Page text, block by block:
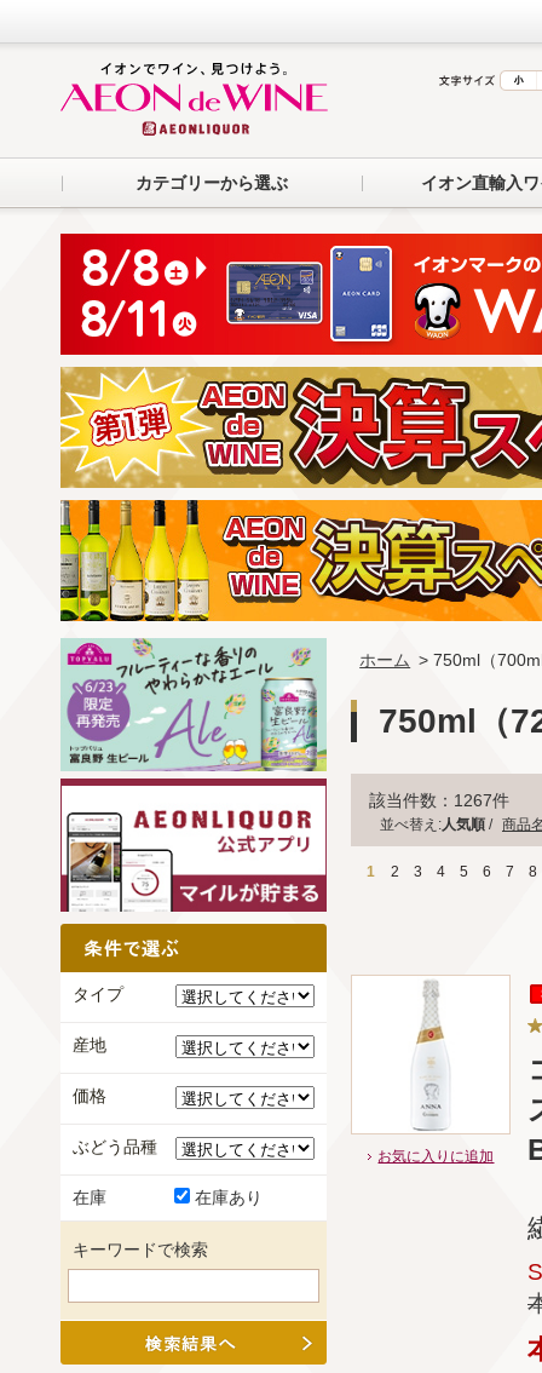
カテゴリーから選ぶ イオン直輸入
ホーム > 750ml（
750ml（
該当件数：1267件
並べ替え:人気順 / 商品
1 2 3 4 5 6 7 8
お気に入りに追加
タイプ
産地
価格
ぶどう品種
在庫 在庫あり
キーワードで検索